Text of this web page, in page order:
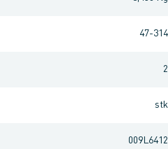
47-314
2
stk
009L6412